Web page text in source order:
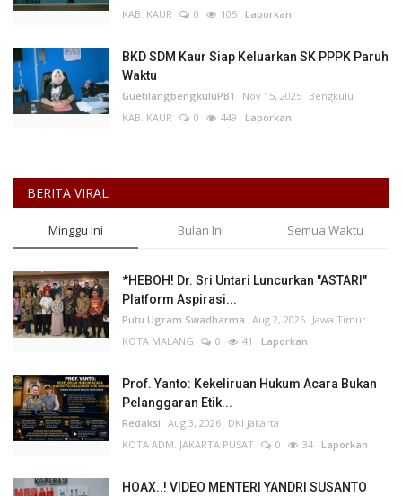
KAB. KAUR 0 105 Laporkan
BKD SDM Kaur Siap Keluarkan SK PPPK Paruh
Waktu
GuetilangbengkuluPB1 Nov 15, 2025 Bengkulu
KAB. KAUR
0 449 Laporkan
BERITA VIRAL
Minggu Ini Bulan Ini Semua Waktu
*HEBOH! Dr. Sri Untari Luncurkan "ASTARI"
Platform Aspirasi...
Putu Ugram Swadharma Aug 2, 2026 Jawa Timur
KOTA MALANG
0 41 Laporkan
Prof. Yanto: Kekeliruan Hukum Acara Bukan
Pelanggaran Etik...
Redaksi Aug 3, 2026 DKI Jakarta
KOTA ADM. JAKARTA PUSAT
0 34 Laporkan
HOAX..! VIDEO MENTERI YANDRI SUSANTO